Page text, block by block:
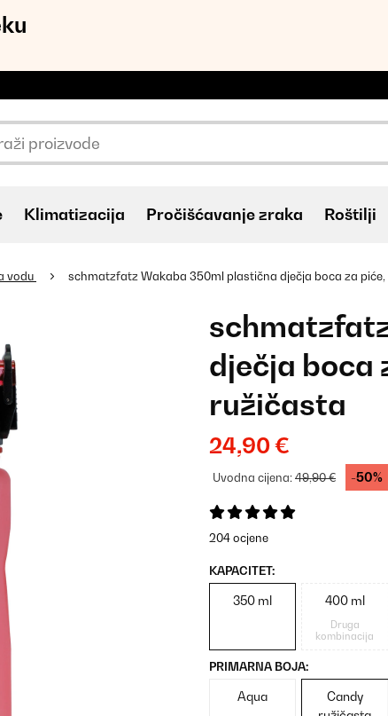
Klimatizacija Pročišćavanje zraka Roštilji
vodu schmatzfatz Wakaba 350ml plastična dječja boca za
dječja boca
ružičasta
24,90 €
Uvodna cijena:49,90 € -50%
204 ocjene
KAPACITET:
350 ml 400 ml
Druga
kombinacija
PRIMARNA BOJA:
Aqua
Candy